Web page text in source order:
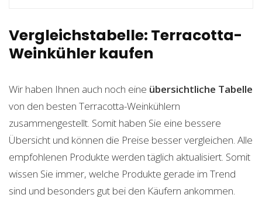
Vergleichstabelle: Terracotta-
Weinkühler kaufen
Wir haben Ihnen auch noch eine übersichtliche Tabelle
von den besten Terracotta-Weinkühlern
zusammengestellt. Somit haben Sie eine bessere
Übersicht und können die Preise besser vergleichen. Alle
empfohlenen Produkte werden täglich aktualisiert. Somit
wissen Sie immer, welche Produkte gerade im Trend
sind und besonders gut bei den Käufern ankommen.